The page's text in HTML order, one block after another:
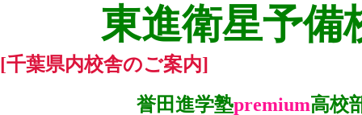
東進衛星予備
[千葉県内校舎のご案内]
誉田進学塾premium高校